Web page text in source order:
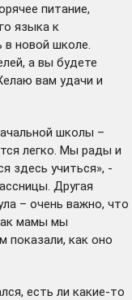
питание,
языка к
в новой школе.
а вы будете
вам удачи и
школы –
легко. Мы рады и
здесь учиться», -
Другая
– очень важно, что
мамы мы
показали, как оно
есть ли какие-то